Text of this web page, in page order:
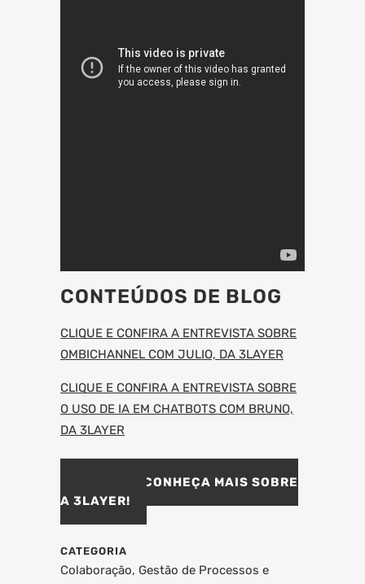
CONTEÚDOS DE BLOG
CLIQUE E CONFIRA A ENTREVISTA SOBRE
OMBICHANNEL COM JULIO, DA 3LAYER
CLIQUE E CONFIRA A ENTREVISTA SOBRE
O USO DE IA EM CHATBOTS COM BRUNO,
DA 3LAYER
CLIQUE E CONHEÇA MAIS SOBRE
A 3LAYER!
CATEGORIA
Colaboração, Gestão de Processos e